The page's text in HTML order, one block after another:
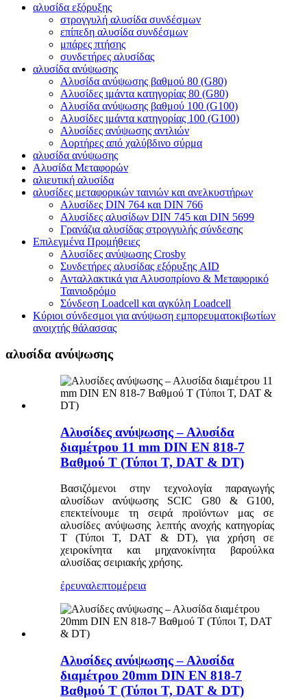
αλυσίδα εξόρυξης
στρογγυλή αλυσίδα συνδέσμων
επίπεδη αλυσίδα συνδέσμων
μπάρες πτήσης
συνδετήρες αλυσίδας
αλυσίδα ανύψωσης
Αλυσίδα ανύψωσης βαθμού 80 (G80)
Αλυσίδες ιμάντα κατηγορίας 80 (G80)
Αλυσίδα ανύψωσης βαθμού 100 (G100)
Αλυσίδες ιμάντα κατηγορίας 100 (G100)
Αλυσίδες ανύψωσης αντλιών
Αορτήρες από χαλύβδινο σύρμα
αλυσίδα ανύψωσης
Αλυσίδα Μεταφορών
αλιευτική αλυσίδα
αλυσίδες μεταφορικών ταινιών και ανελκυστήρων
Αλυσίδες DIN 764 και DIN 766
Αλυσίδες αλυσίδων DIN 745 και DIN 5699
Γρανάζια αλυσίδας στρογγυλής σύνδεσης
Επιλεγμένα Προμήθειες
Αλυσίδες ανύψωσης Crosby
Συνδετήρες αλυσίδας εξόρυξης AID
Ανταλλακτικά για Αλυσοπρίονο & Μεταφορικό
Ταινιοδρόμο
Σύνδεση Loadcell και αγκύλη Loadcell
Κύριοι σύνδεσμοι για ανύψωση εμπορευματοκιβωτίων
ανοιχτής θάλασσας
αλυσίδα ανύψωσης
Αλυσίδες ανύψωσης – Αλυσίδα
διαμέτρου 11 mm DIN EN 818-7
Βαθμού T (Τύποι T, DAT & DT)
Βασιζόμενοι στην τεχνολογία παραγωγής
αλυσίδων ανύψωσης SCIC G80 & G100,
επεκτείνουμε τη σειρά προϊόντων μας σε
αλυσίδες ανύψωσης λεπτής ανοχής κατηγορίας
T (Τύποι T, DAT & DT), για χρήση σε
χειροκίνητα και μηχανοκίνητα βαρούλκα
αλυσίδας σειριακής χρήσης.
έρευναλεπτομέρεια
Αλυσίδες ανύψωσης – Αλυσίδα
διαμέτρου 20mm DIN EN 818-7
Βαθμού T (Τύποι T, DAT & DT)